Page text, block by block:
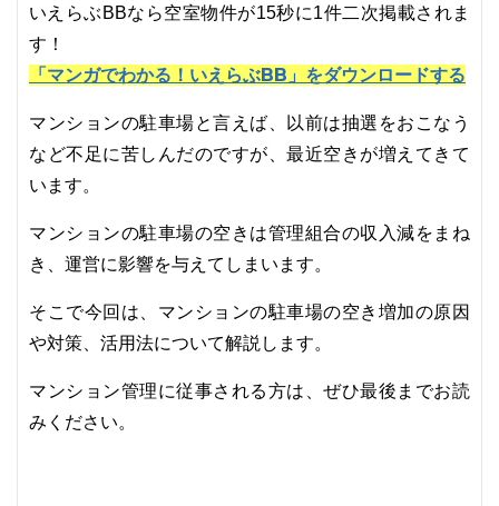
いえらぶBBなら空室物件が15秒に1件二次掲載されま
す！
「マンガでわかる！いえらぶBB」をダウンロードする
マンションの駐車場と言えば、以前は抽選をおこなう
など不足に苦しんだのですが、最近空きが増えてきて
います。
マンションの駐車場の空きは管理組合の収入減をまね
き、運営に影響を与えてしまいます。
そこで今回は、マンションの駐車場の空き増加の原因
や対策、活用法について解説します。
マンション管理に従事される方は、ぜひ最後までお読
みください。